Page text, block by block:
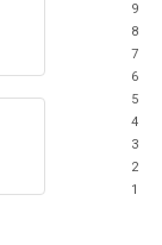
9
8
7
6
5
4
3
2
1